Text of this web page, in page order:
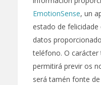
EmotionSense, un
estado de
datos
teléfono. O
permitirá previr os
será tamén fonte